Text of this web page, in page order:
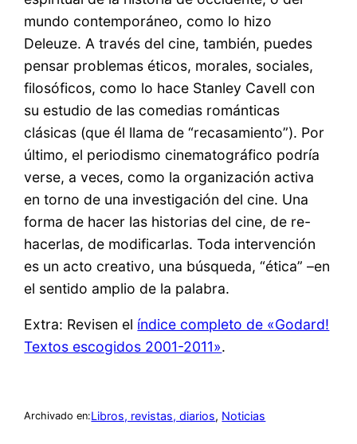
mundo contemporáneo, como lo hizo
Deleuze. A través del cine, también, puedes
pensar problemas éticos, morales, sociales,
filosóficos, como lo hace Stanley Cavell con
su estudio de las comedias románticas
clásicas (que él llama de “recasamiento”). Por
último, el periodismo cinematográfico podría
verse, a veces, como la organización activa
en torno de una investigación del cine. Una
forma de hacer las historias del cine, de re-
hacerlas, de modificarlas. Toda intervención
es un acto creativo, una búsqueda, “ética” –en
el sentido amplio de la palabra.
Extra: Revisen el índice completo de «Godard!
Textos escogidos 2001-2011».
Archivado en:Libros, revistas, diarios, Noticias